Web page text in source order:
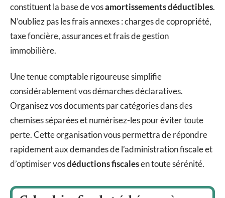
constituent la base de vosamortissements déductibles.
N’oubliez pas les frais annexes : charges de copropriété,
taxe foncière, assurances et frais de gestion
immobilière.
Une tenue comptable rigoureuse simplifie
considérablement vos démarches déclaratives.
Organisez vos documents par catégories dans des
chemises séparées et numérisez-les pour éviter toute
perte. Cette organisation vous permettra de répondre
rapidement aux demandes de l’administration fiscale et
d’optimiser vosdéductions fiscalesen toute sérénité.